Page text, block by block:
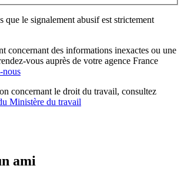
que le signalement abusif est strictement
concernant des informations inexactes ou une
vous auprès de votre agence France
nous
concernant le droit du travail, consultez
Ministère du travail
ami